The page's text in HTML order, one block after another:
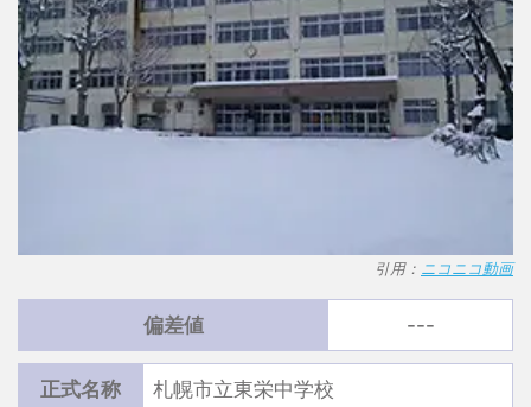
引用： ニコニコ動画
偏差値 ---
正式名称 札幌市立東栄中学校